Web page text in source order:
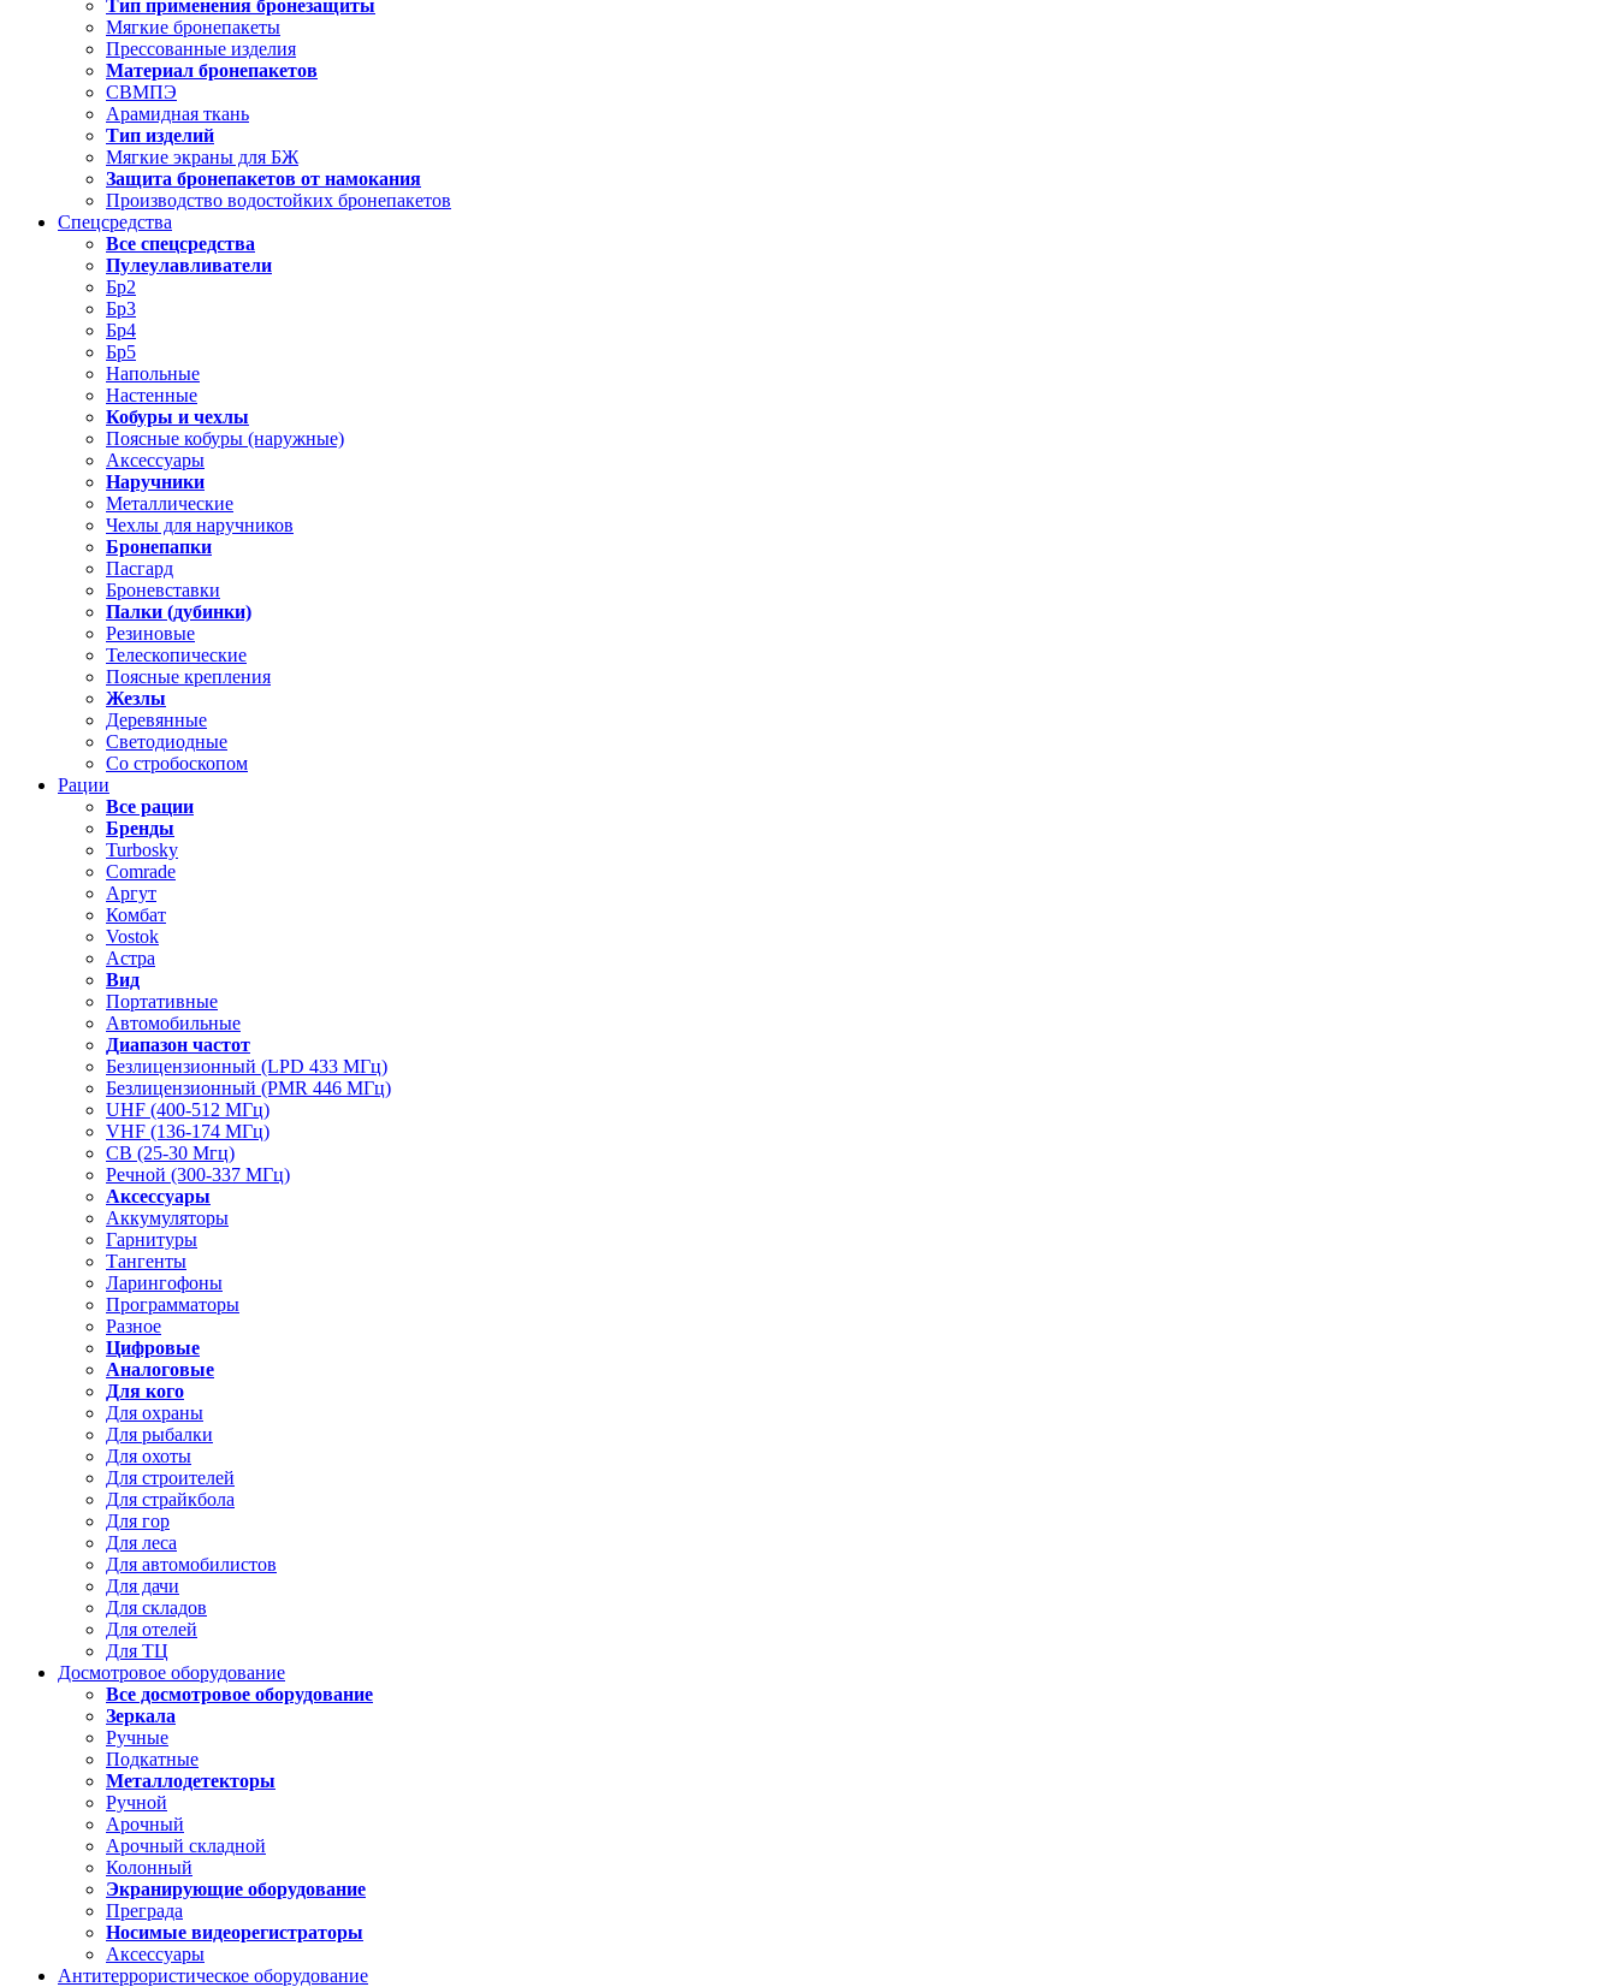
Тип применения бронезащиты
Мягкие бронепакеты
Прессованные изделия
Материал бронепакетов
СВМПЭ
Арамидная ткань
Тип изделий
Мягкие экраны для БЖ
Защита бронепакетов от намокания
Производство водостойких бронепакетов
Спецсредства
Все спецсредства
Пулеулавливатели
Бр2
Бр3
Бр4
Бр5
Напольные
Настенные
Кобуры и чехлы
Поясные кобуры (наружные)
Аксессуары
Наручники
Металлические
Чехлы для наручников
Бронепапки
Пасгард
Броневставки
Палки (дубинки)
Резиновые
Телескопические
Поясные крепления
Жезлы
Деревянные
Светодиодные
Со стробоскопом
Рации
Все рации
Бренды
Turbosky
Comrade
Аргут
Комбат
Vostok
Астра
Вид
Портативные
Автомобильные
Диапазон частот
Безлицензионный (LPD 433 МГц)
Безлицензионный (PMR 446 МГц)
UHF (400-512 МГц)
VHF (136-174 МГц)
CB (25-30 Мгц)
Речной (300-337 МГц)
Аксессуары
Аккумуляторы
Гарнитуры
Тангенты
Ларингофоны
Программаторы
Разное
Цифровые
Аналоговые
Для кого
Для охраны
Для рыбалки
Для охоты
Для строителей
Для страйкбола
Для гор
Для леса
Для автомобилистов
Для дачи
Для складов
Для отелей
Для ТЦ
Досмотровое оборудование
Все досмотровое оборудование
Зеркала
Ручные
Подкатные
Металлодетекторы
Ручной
Арочный
Арочный складной
Колонный
Экранирующие оборудование
Преграда
Носимые видеорегистраторы
Аксессуары
Антитеррористическое оборудование